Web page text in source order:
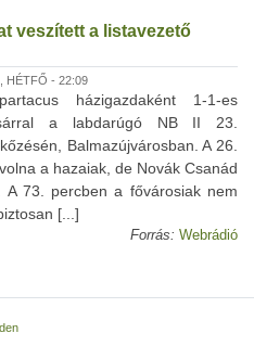
veszített a listavezető
HÉTFŐ - 22:09
házigazdaként 1-1-es
a labdarúgó NB II 23.
Balmazújvárosban. A 26.
a hazaiak, de Novák Csanád
73. percben a fővárosiak nem
[...]
Forrás: Webrádió